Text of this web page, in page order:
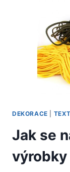
DEKORACE
Jak se
výrobky